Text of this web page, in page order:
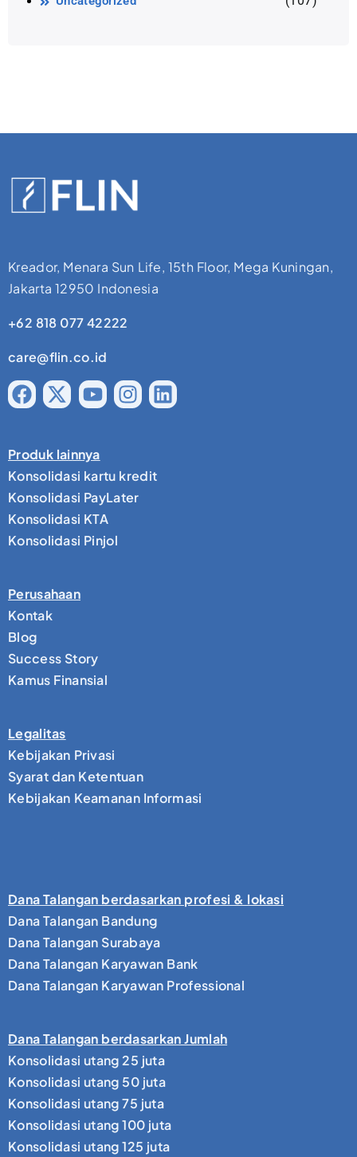
Kreador, Menara Sun Life, 15th Floor, Mega Kuningan,
Jakarta 12950 Indonesia
+62 818 077 42222
care@flin.co.id
Produk lainnya
Konsolidasi kartu kredit
Konsolidasi PayLater
Konsolidasi KTA
Konsolidasi Pinjol
Perusahaan
Kontak
Blog
Success Story
Kamus Finansial
Legalitas
Kebijakan Privasi
Syarat dan Ketentuan
Kebijakan Keamanan Informasi
Dana Talangan berdasarkan profesi & lokasi
Dana Talangan Bandung
Dana Talangan Surabaya
Dana Talangan Karyawan Bank
Dana Talangan Karyawan Professional
Dana Talangan berdasarkan Jumlah
Konsolidasi utang 25 juta
Konsolidasi utang 50 juta
Konsolidasi utang 75 juta
Konsolidasi utang 100 juta
Konsolidasi utang 125 juta